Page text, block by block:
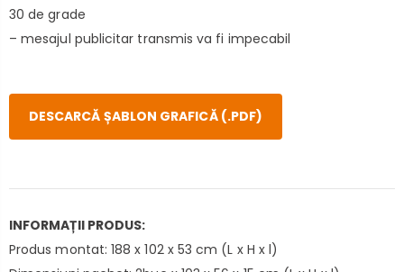
30 de grade
– mesajul publicitar transmis va fi impecabil
DESCARCĂ ȘABLON GRAFICĂ (.PDF)
INFORMAȚII PRODUS:
Produs montat: 188 x 102 x 53 cm (L x H x l)